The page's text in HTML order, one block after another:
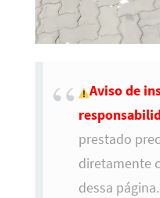
Aviso de
prestado
diretamente
dessa